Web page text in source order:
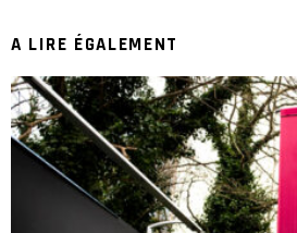
A LIRE ÉGALEMENT